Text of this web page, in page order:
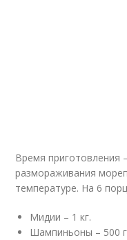
Время приготовления
размораживания
температуре. На 6
Мидии – 1 кг.
Шампиньоны – 500